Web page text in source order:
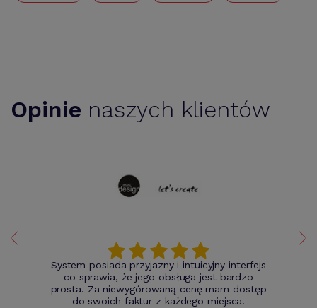
Opinie naszych klientów
System posiada przyjazny i intuicyjny interfejs
co sprawia, że jego obsługa jest bardzo
prosta. Za niewygórowaną cenę mam dostęp
do swoich faktur z każdego miejsca.